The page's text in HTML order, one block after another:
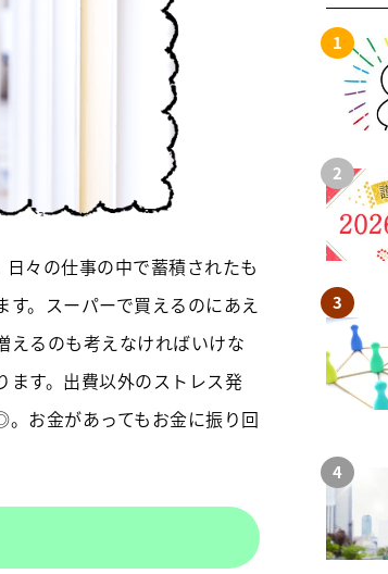
々の仕事の中で蓄積されたも
。スーパーで買えるのにあえ
えるのも考えなければいけな
ます。出費以外のストレス発
お金があってもお金に振り回